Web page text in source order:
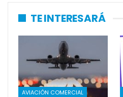
TE INTERESARÁ
AVIACIÓN COMERCIAL